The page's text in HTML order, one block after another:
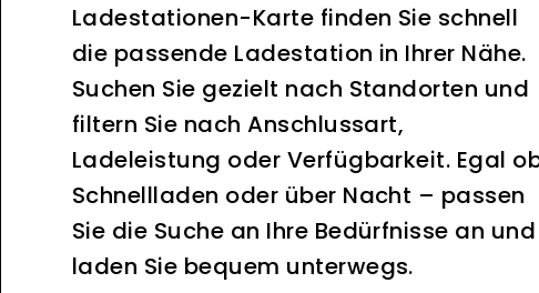
Ladestationen-Karte finden Sie schnell
die passende Ladestation in Ihrer Nähe.
Suchen Sie gezielt nach Standorten und
filtern Sie nach Anschlussart,
Ladeleistung oder Verfügbarkeit. Egal
Schnellladen oder über Nacht – passen
Sie die Suche an Ihre Bedürfnisse an und
laden Sie bequem unterwegs.